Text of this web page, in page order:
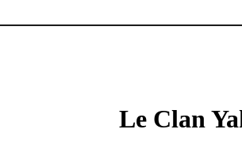
Le Clan